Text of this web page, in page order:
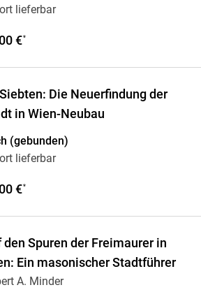
lieferbar
€*
Siebten: Die Neuerfindung der
in Wien-Neubau
(gebunden)
lieferbar
€*
den Spuren der Freimaurer in
Ein masonischer Stadtführer
A. Minder